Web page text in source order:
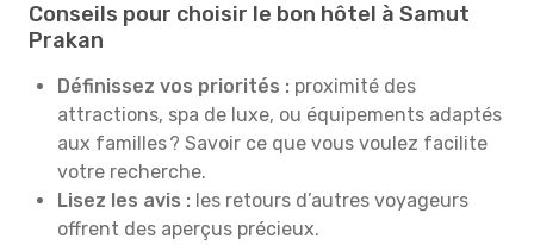
Conseils pour choisir le bon hôtel à Samut
Prakan
Définissez vos priorités : proximité des
attractions, spa de luxe, ou équipements adaptés
aux familles ? Savoir ce que vous voulez facilite
votre recherche.
Lisez les avis : les retours d’autres voyageurs
offrent des aperçus précieux.